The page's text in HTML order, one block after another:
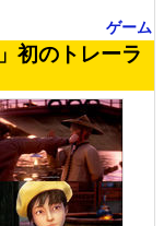
ゲーム
初のトレーラ